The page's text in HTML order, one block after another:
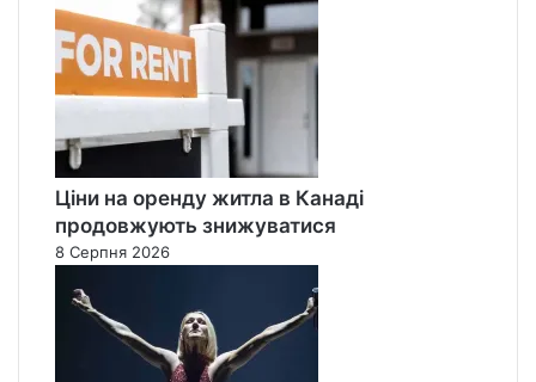
Ціни на оренду житла в Канаді
продовжують знижуватися
8 Серпня 2026